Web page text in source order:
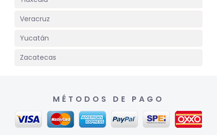
Veracruz
Yucatán
Zacatecas
MÉTODOS DE PAGO